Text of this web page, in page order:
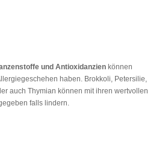
und Antioxidanzien können
haben. Brokkoli, Petersilie,
auch Thymian können mit ihren wertvollen
falls lindern.